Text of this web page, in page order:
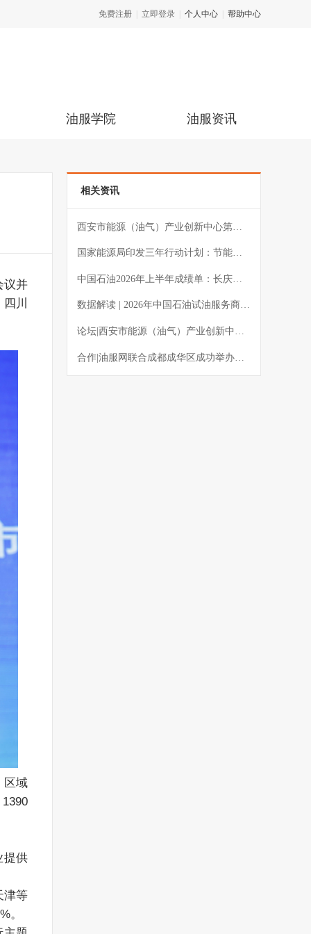
免费注册 立即登录 个人中心 帮助中心
油服学院 油服资讯
川
。
相关资讯
西安市能源（油气）产业创新中心第二次理事会召开，半年“成绩单”发布
国家能源局印发三年行动计划：节能型压裂机加速推广，四大盆地布局CCUS
中国石油2026年上半年成绩单：长庆稳产、西南上产，主力油气田释放明确信号
数据解读 | 2026年中国石油试油服务商入库企业全景分析
论坛|西安市能源（油气）产业创新中心承办油气装备创新交流会
合作|油服网联合成都成华区成功举办智慧能源产业发展（苏州）推介会